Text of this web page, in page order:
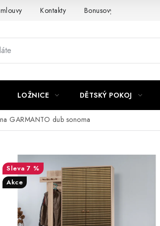
Kontakty Bonusový program NBM+
LOŽNICE DĚTSKÝ POKOJ
GARMANTO dub sonoma
7 %
Akce